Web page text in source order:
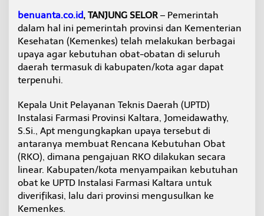
d
i
K
a
l
t
a
M
e
r
a
t
a
d
a
n
benuanta.co.id, TANJUNG SELOR – Pemerintah
dalam hal ini pemerintah provinsi dan Kementerian
Kesehatan (Kemenkes) telah melakukan berbagai
upaya agar kebutuhan obat-obatan di seluruh
daerah termasuk di kabupaten/kota agar dapat
terpenuhi.
Kepala Unit Pelayanan Teknis Daerah (UPTD)
Instalasi Farmasi Provinsi Kaltara, Jomeidawathy,
S.Si., Apt mengungkapkan upaya tersebut di
antaranya membuat Rencana Kebutuhan Obat
(RKO), dimana pengajuan RKO dilakukan secara
linear. Kabupaten/kota menyampaikan kebutuhan
obat ke UPTD Instalasi Farmasi Kaltara untuk
diverifikasi, lalu dari provinsi mengusulkan ke
Kemenkes.